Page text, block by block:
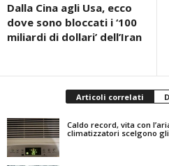
Dalla Cina agli Usa, ecco
dove sono bloccati i ‘100
miliardi di dollari’ dell’Iran
Articoli correlati
Caldo record, vita con
climatizzatori scelgono